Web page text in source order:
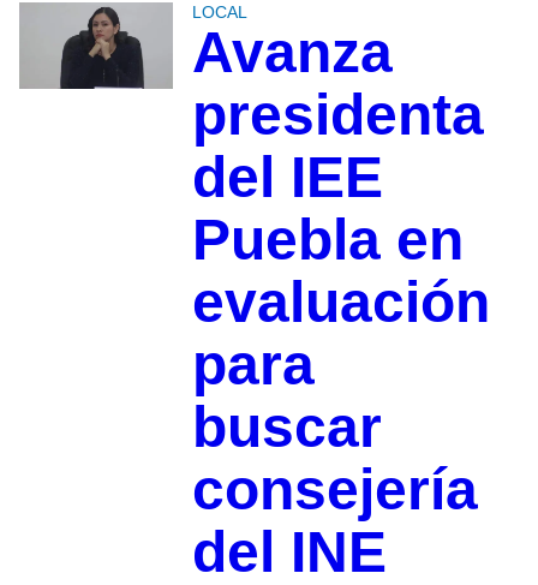
LOCAL
Avanza
presidenta
del IEE
Puebla en
evaluación
para
buscar
consejería
del INE